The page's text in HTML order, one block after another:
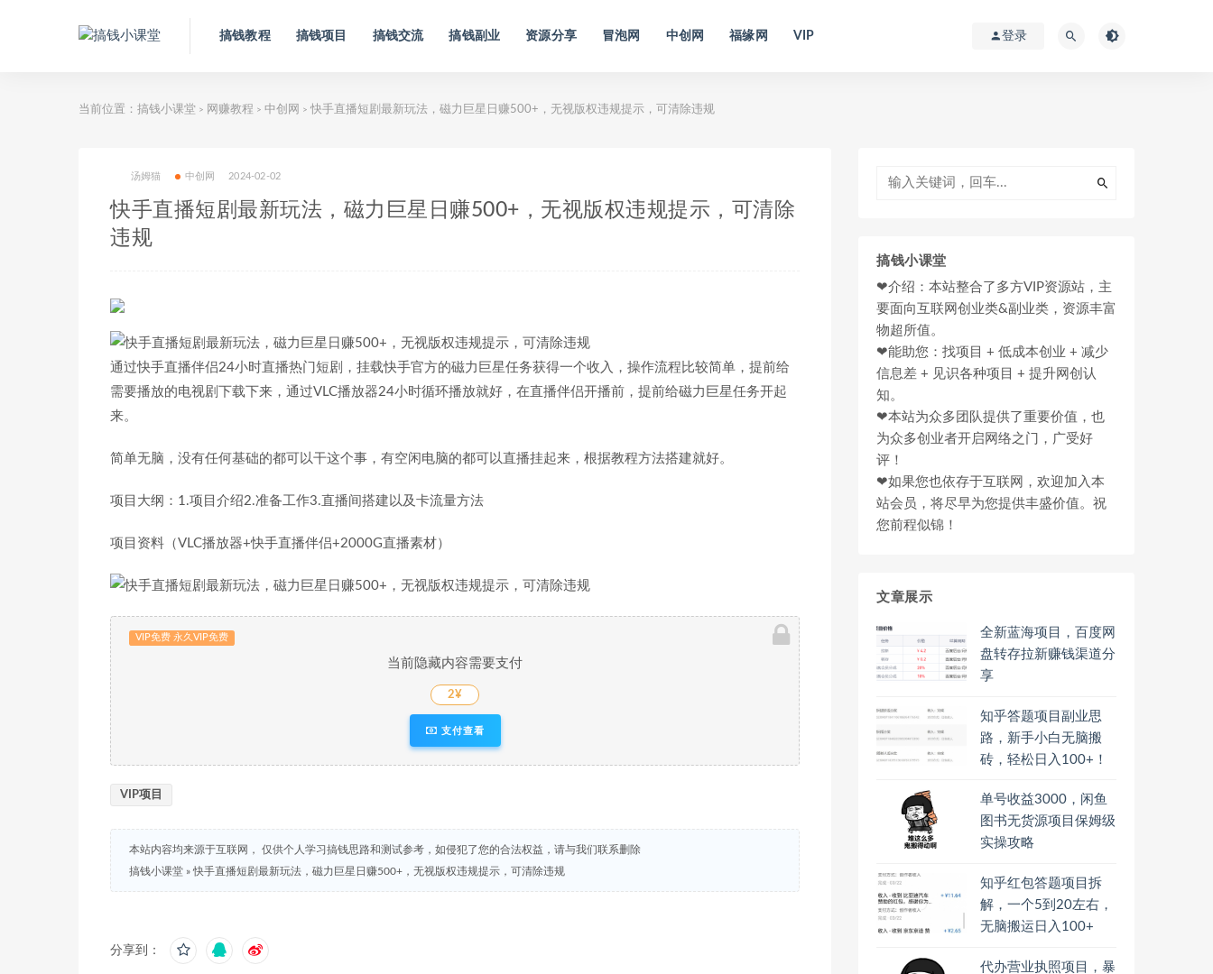
搞钱教程 搞钱项目 搞钱交流 搞钱副业 资源分享 冒泡网 中创网 福缘网 VIP 登录
当前位置： 搞钱小课堂 > 网赚教程 > 中创网 > 快手直播短剧最新玩法，磁力巨星日赚500+，无视版权违规提示，可清除违规
汤姆猫 中创网 2024-02-02
快手直播短剧最新玩法，磁力巨星日赚500+，无视版权违规提示，可清除
违规
通过快手直播伴侣24小时直播热门短剧，挂载快手官方的磁力巨星任务获得一个收入，操作流程比较简单，提前给
需要播放的电视剧下载下来，通过VLC播放器24小时循环播放就好，在直播伴侣开播前，提前给磁力巨星任务开起
来。
简单无脑，没有任何基础的都可以干这个事，有空闲电脑的都可以直播挂起来，根据教程方法搭建就好。
项目大纲：1.项目介绍2.准备工作3.直播间搭建以及卡流量方法
项目资料（VLC播放器+快手直播伴侣+2000G直播素材）
VIP免费 永久VIP免费
当前隐藏内容需要支付
2¥
支付查看
VIP项目
本站内容均来源于互联网， 仅供个人学习搞钱思路和测试参考，如侵犯了您的合法权益，请与我们联系删除
搞钱小课堂 »快手直播短剧最新玩法，磁力巨星日赚500+，无视版权违规提示，可清除违规
分享到：
搞钱小课堂
❤介绍：本站整合了多方VIP资源站，主
要面向互联网创业类&副业类，资源丰富
物超所值。
❤能助您：找项目 + 低成本创业 + 减少
信息差 + 见识各种项目 + 提升网创认
知。
❤本站为众多团队提供了重要价值，也
为众多创业者开启网络之门，广受好
评！
❤如果您也依存于互联网，欢迎加入本
站会员，将尽早为您提供丰盛价值。祝
您前程似锦！
文章展示
全新蓝海项目，百度网
盘转存拉新赚钱渠道分
享
知乎答题项目副业思
路，新手小白无脑搬
砖，轻松日入100+！
单号收益3000，闲鱼
图书无货源项目保姆级
实操攻略
知乎红包答题项目拆
解，一个5到20左右，
无脑搬运日入100+
代办营业执照项目，暴